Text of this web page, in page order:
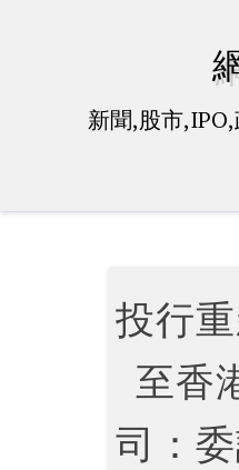
新聞,股市
投行
至香
司：